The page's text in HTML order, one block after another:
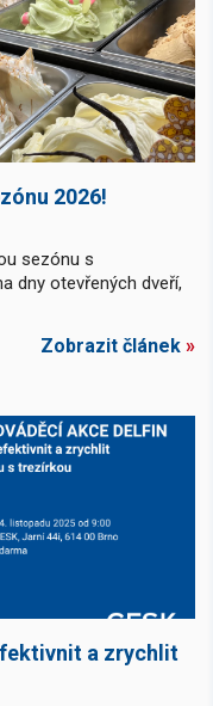
2026!
sezónu s
dny otevřených dveří,
Zobrazit článek »
a zrychlit